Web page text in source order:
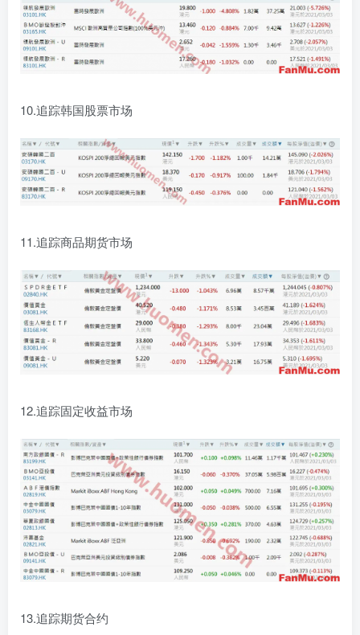
10.追踪韩国股票市场
11.追踪商品期货市场
12.追踪固定收益市场
13.追踪期货合约